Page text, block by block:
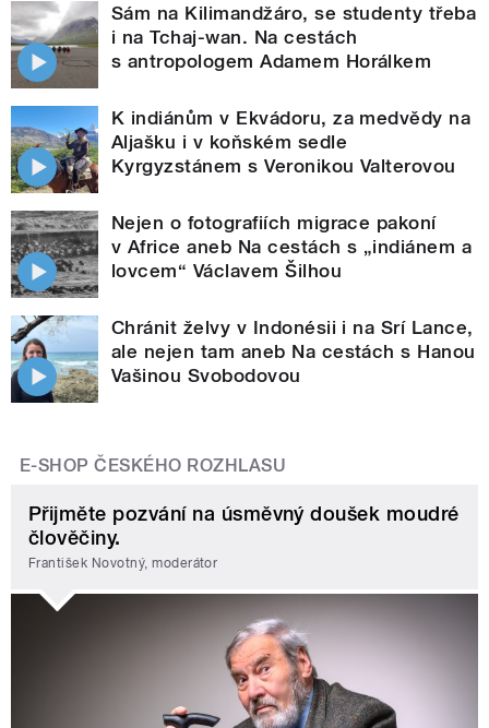
Sám na Kilimandžáro, se studenty třeba
i na Tchaj-wan. Na cestách
s antropologem Adamem Horálkem
K indiánům v Ekvádoru, za medvědy na
Aljašku i v koňském sedle
Kyrgyzstánem s Veronikou Valterovou
Nejen o fotografiích migrace pakoní
v Africe aneb Na cestách s „indiánem a
lovcem“ Václavem Šilhou
Chránit želvy v Indonésii i na Srí Lance,
ale nejen tam aneb Na cestách s Hanou
Vašinou Svobodovou
E-SHOP ČESKÉHO ROZHLASU
Přijměte pozvání na úsměvný doušek moudré
člověčiny.
František Novotný, moderátor